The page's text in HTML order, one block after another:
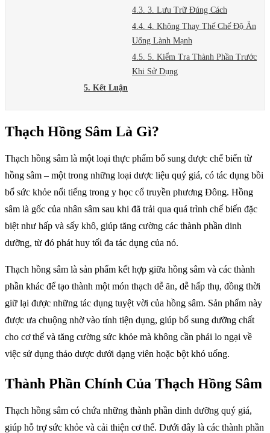
4.3. 3. Lưu Trữ Đúng Cách
4.4. 4. Không Thay Thế Chế Độ Ăn
Uống Lành Mạnh
4.5. 5. Kiểm Tra Thành Phần Trước
Khi Sử Dụng
5. Kết Luận
Thạch Hồng Sâm Là Gì?
Thạch hồng sâm là một loại thực phẩm bổ sung được chế biến từ
hồng sâm – một trong những loại dược liệu quý giá, có tác dụng bồi
bổ sức khỏe nổi tiếng trong y học cổ truyền phương Đông. Hồng
sâm là gốc của nhân sâm sau khi đã trải qua quá trình chế biến đặc
biệt như hấp và sấy khô, giúp tăng cường các thành phần dinh
dưỡng, từ đó phát huy tối đa tác dụng của nó.
Thạch hồng sâm là sản phẩm kết hợp giữa hồng sâm và các thành
phần khác để tạo thành một món thạch dễ ăn, dễ hấp thụ, đồng thời
giữ lại được những tác dụng tuyệt vời của hồng sâm. Sản phẩm này
được ưa chuộng nhờ vào tính tiện dụng, giúp bổ sung dưỡng chất
cho cơ thể và tăng cường sức khỏe mà không cần phải lo ngại về
việc sử dụng thảo dược dưới dạng viên hoặc bột khó uống.
Thành Phần Chính Của Thạch Hồng Sâm
Thạch hồng sâm có chứa những thành phần dinh dưỡng quý giá,
giúp hỗ trợ sức khỏe và cải thiện cơ thể. Dưới đây là các thành phần